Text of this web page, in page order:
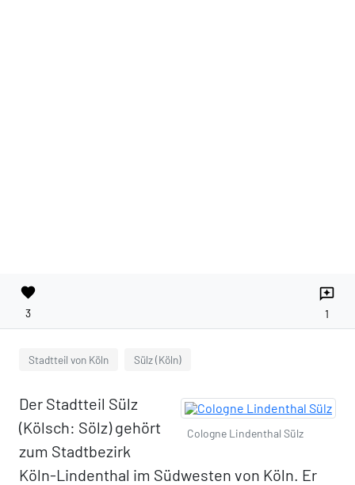
favorite
3
reviews
1
Stadtteil von Köln Sülz (Köln)
Cologne Lindenthal Sülz
Der Stadtteil Sülz
(Kölsch: Sölz) gehört
zum Stadtbezirk
Köln-Lindenthal im Südwesten von Köln. Er